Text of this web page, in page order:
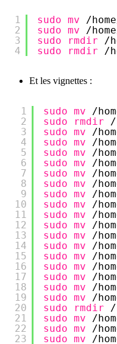
1
2
3
4
sudo mv /
sudo mv /
sudo
rmdir
/
sudo
rmdir /
Et les vignettes :
1
2
3
4
5
6
7
8
9
10
11
12
13
14
15
16
17
18
19
20
21
22
23
sudo mv /
sudo
rmdir
/
sudo mv /
sudo mv /
sudo mv /
sudo mv /
sudo mv /
sudo mv /
sudo mv /
sudo mv /
sudo mv /
sudo mv /
sudo mv /
sudo mv /
sudo mv /
sudo mv /
sudo mv /
sudo mv /
sudo mv /
sudo
rmdir
/
sudo mv /
sudo mv /
sudo mv /